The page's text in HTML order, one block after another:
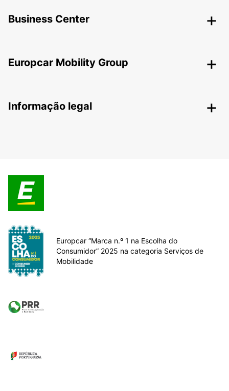
Business Center
Europcar Mobility Group
Informação legal
Europcar “Marca n.º 1 na Escolha do
Consumidor” 2025 na categoria Serviços de
Mobilidade